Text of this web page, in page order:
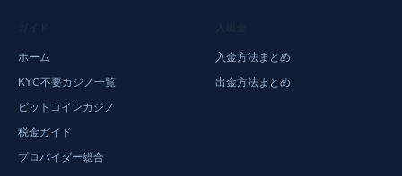
ホーム
KYC不要カジノ一覧
ビットコインカジノ
税金ガイド
プロバイダー総合
入金方法まとめ
出金方法まとめ